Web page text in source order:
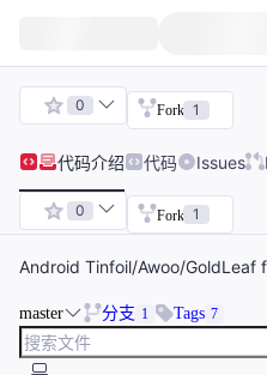
0 Fork 1
代码介绍 代码 Issues
0 Fork 1
Android Tinfoil/Awoo/GoldLeaf
master 分支 1 Tags 7